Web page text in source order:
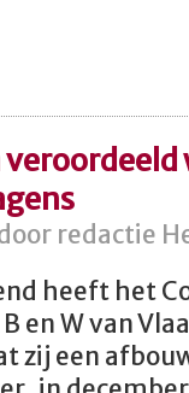
veroordeeld
redactie
heeft het
en W van
zij een